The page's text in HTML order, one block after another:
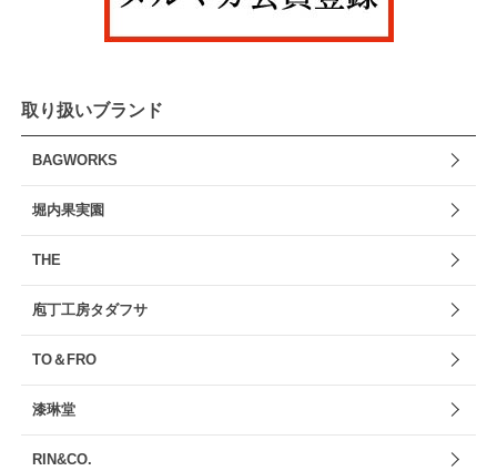
取り扱いブランド
BAGWORKS
堀内果実園
THE
庖丁工房タダフサ
TO＆FRO
漆琳堂
RIN&CO.